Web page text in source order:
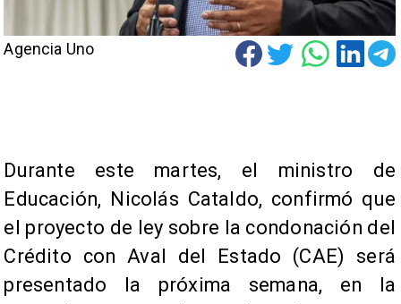
Agencia Uno
Durante este martes, el ministro de
Educación, Nicolás Cataldo, confirmó que
el proyecto de ley sobre la condonación del
Crédito con Aval del Estado (CAE) será
presentado la próxima semana, en la